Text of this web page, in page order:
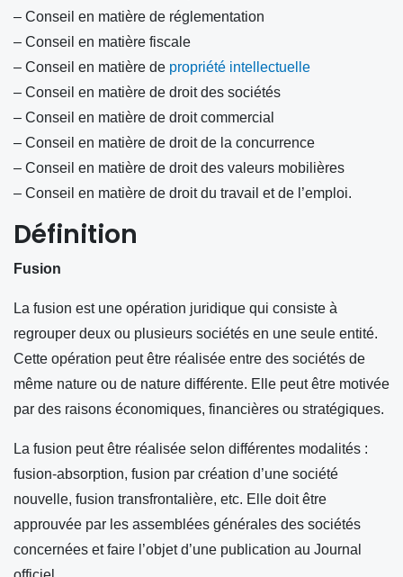
– Conseil en matière de réglementation
– Conseil en matière fiscale
– Conseil en matière de propriété intellectuelle
– Conseil en matière de droit des sociétés
– Conseil en matière de droit commercial
– Conseil en matière de droit de la concurrence
– Conseil en matière de droit des valeurs mobilières
– Conseil en matière de droit du travail et de l’emploi.
Définition
Fusion
La fusion est une opération juridique qui consiste à
regrouper deux ou plusieurs sociétés en une seule entité.
Cette opération peut être réalisée entre des sociétés de
même nature ou de nature différente. Elle peut être motivée
par des raisons économiques, financières ou stratégiques.
La fusion peut être réalisée selon différentes modalités :
fusion-absorption, fusion par création d’une société
nouvelle, fusion transfrontalière, etc. Elle doit être
approuvée par les assemblées générales des sociétés
concernées et faire l’objet d’une publication au Journal